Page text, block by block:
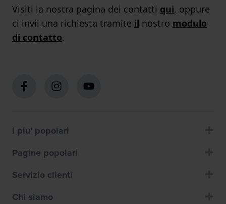
Visiti la nostra pagina dei contatti qui, oppure
ci invii una richiesta tramite il nostro modulo
di contatto.
I piu' popolari
Pagine popolari
Servizio clienti
Chi siamo